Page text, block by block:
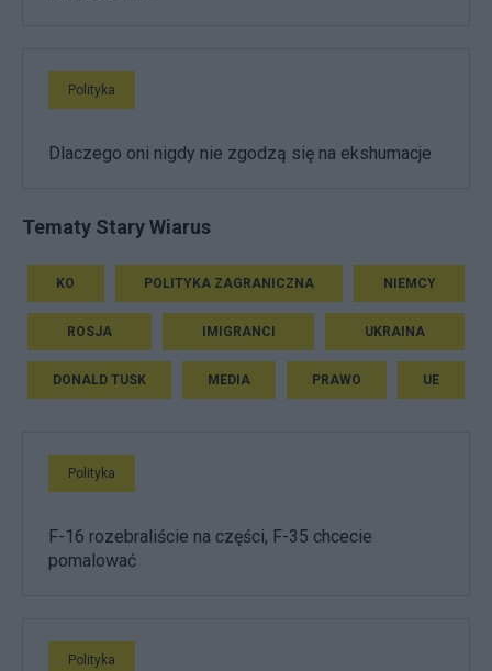
Polityka
Dlaczego oni nigdy nie zgodzą się na ekshumacje
Tematy Stary Wiarus
KO POLITYKA ZAGRANICZNA NIEMCY
ROSJA IMIGRANCI UKRAINA
DONALD TUSK MEDIA PRAWO UE
Polityka
F-16 rozebraliście na części, F-35 chcecie
pomalować
Polityka